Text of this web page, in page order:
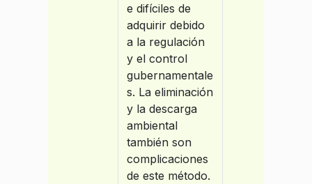
e difíciles de
adquirir debido
a la regulación
y el control
gubernamentale
s. La eliminación
y la descarga
ambiental
también son
complicaciones
de este método.